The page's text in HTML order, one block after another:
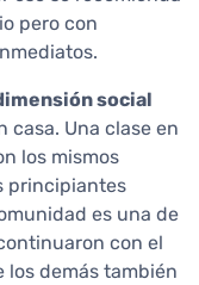
pero con
social
casa. Una clase en
los mismos
principiantes
es una de
con el
los demás también